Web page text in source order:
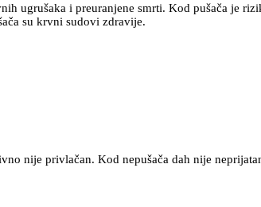
ugrušaka i preuranjene smrti. Kod pušača je
su krvni sudovi zdravije.
nije privlačan. Kod nepušača dah nije